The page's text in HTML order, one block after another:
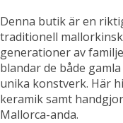
Denna butik är en
traditionell
generationer av
blandar de både
unika konstverk. Här
keramik samt
Mallorca-anda.